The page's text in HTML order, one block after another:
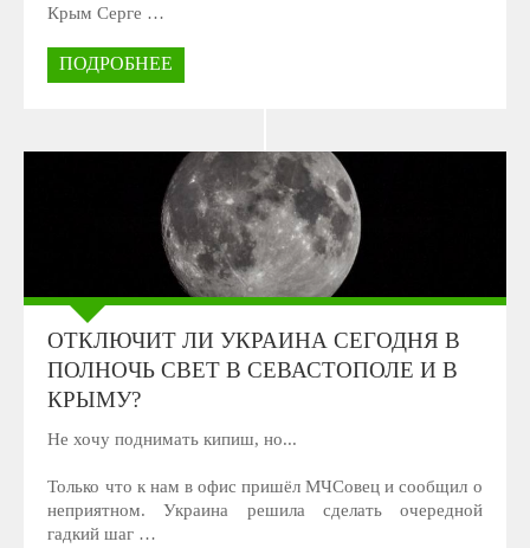
Крым Серге …
ПОДРОБНЕЕ
ОТКЛЮЧИТ ЛИ УКРАИНА СЕГОДНЯ В
ПОЛНОЧЬ СВЕТ В СЕВАСТОПОЛЕ И В
КРЫМУ?
Не хочу поднимать кипиш, но...
Только что к нам в офис пришёл МЧСовец и сообщил о
неприятном. Украина решила сделать очередной
гадкий шаг …